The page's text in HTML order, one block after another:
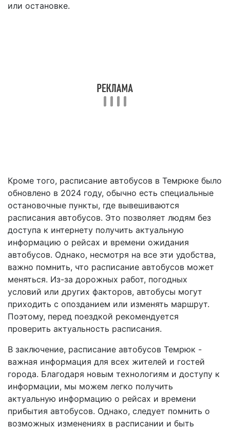
или остановке.
Кроме того, расписание автобусов в Темрюке было
обновлено в 2024 году, обычно есть специальные
остановочные пункты, где вывешиваются
расписания автобусов. Это позволяет людям без
доступа к интернету получить актуальную
информацию о рейсах и времени ожидания
автобусов. Однако, несмотря на все эти удобства,
важно помнить, что расписание автобусов может
меняться. Из-за дорожных работ, погодных
условий или других факторов, автобусы могут
приходить с опозданием или изменять маршрут.
Поэтому, перед поездкой рекомендуется
проверить актуальность расписания.
В заключение, расписание автобусов Темрюк -
важная информация для всех жителей и гостей
города. Благодаря новым технологиям и доступу к
информации, мы можем легко получить
актуальную информацию о рейсах и времени
прибытия автобусов. Однако, следует помнить о
возможных изменениях в расписании и быть